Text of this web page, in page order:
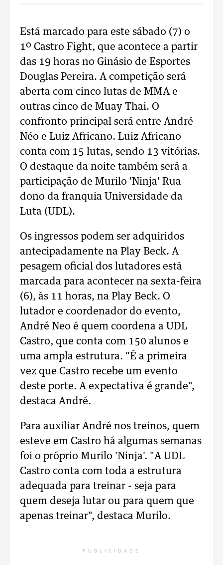
Está marcado para este sábado (7) o
1º Castro Fight, que acontece a partir
das 19 horas no Ginásio de Esportes
Douglas Pereira. A competição será
aberta com cinco lutas de MMA e
outras cinco de Muay Thai. O
confronto principal será entre André
Néo e Luiz Africano. Luiz Africano
conta com 15 lutas, sendo 13 vitórias.
O destaque da noite também será a
participação de Murilo 'Ninja' Rua
dono da franquia Universidade da
Luta (UDL).
Os ingressos podem ser adquiridos
antecipadamente na Play Beck. A
pesagem oficial dos lutadores está
marcada para acontecer na sexta-feira
(6), às 11 horas, na Play Beck. O
lutador e coordenador do evento,
André Neo é quem coordena a UDL
Castro, que conta com 150 alunos e
uma ampla estrutura. "É a primeira
vez que Castro recebe um evento
deste porte. A expectativa é grande",
destaca André.
Para auxiliar André nos treinos, quem
esteve em Castro há algumas semanas
foi o próprio Murilo 'Ninja'. "A UDL
Castro conta com toda a estrutura
adequada para treinar - seja para
quem deseja lutar ou para quem que
apenas treinar", destaca Murilo.
PUBLICIDADE